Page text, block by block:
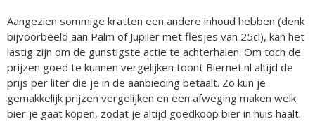
Aangezien sommige kratten een andere inhoud hebben (denk
bijvoorbeeld aan Palm of Jupiler met flesjes van 25cl), kan het
lastig zijn om de gunstigste actie te achterhalen. Om toch de
prijzen goed te kunnen vergelijken toont Biernet.nl altijd de
prijs per liter die je in de aanbieding betaalt. Zo kun je
gemakkelijk prijzen vergelijken en een afweging maken welk
bier je gaat kopen, zodat je altijd goedkoop bier in huis haalt.